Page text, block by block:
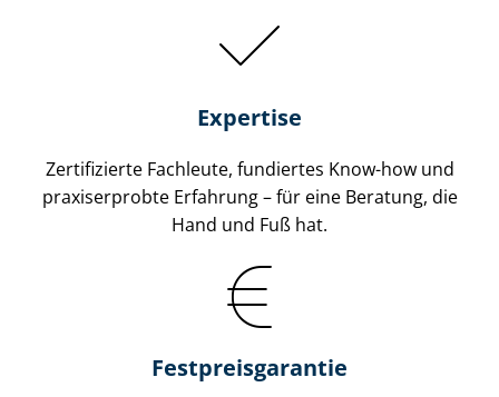
Expertise
Zertifizierte Fachleute, fundiertes Know-how und
praxiserprobte Erfahrung – für eine Beratung, die
Hand und Fuß hat.
Fest­preis­ga­ran­tie